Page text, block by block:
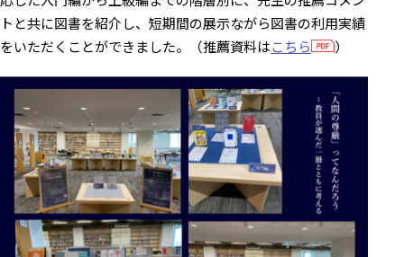
トと共に図書を紹介し、短期間の展示ながら図書の利用実績
をいただくことができました。（推薦資料はこちら ）